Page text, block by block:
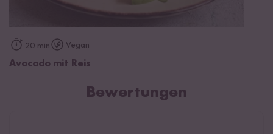
20 min Vegan
Avocado mit Reis
Bewertungen